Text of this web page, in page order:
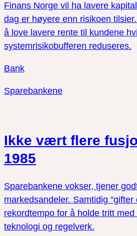
Finans Norge vil ha lavere
dag er høyere enn risikoen
å love lavere rente til kundene
systemrisikobufferen reduseres.
Bank
Sparebankene
Ikke vært flere
1985
Sparebankene vokser, tjener
markedsandeler. Samtidig “gifter
rekordtempo for å holde tritt
teknologi og regelverk.